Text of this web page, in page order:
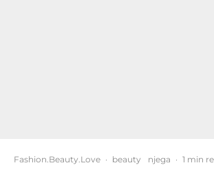
Fashion.Beauty.Love · beauty njega · 1 min